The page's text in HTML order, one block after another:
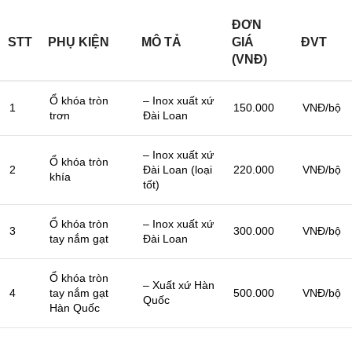
STT PHỤ KIỆN MÔ TẢ
ĐƠN
GIÁ
(VNĐ)
ĐVT
1
Ổ khóa tròn
trơn
– Inox xuất xứ
Đài Loan
150.000 VNĐ/bộ
2
Ổ khóa tròn
khía
– Inox xuất xứ
Đài Loan (loại
tốt)
220.000 VNĐ/bộ
3
Ổ khóa tròn
tay nắm gạt
– Inox xuất xứ
Đài Loan
300.000 VNĐ/bộ
4
Ổ khóa tròn
tay nắm gạt
Hàn Quốc
– Xuất xứ Hàn
Quốc
500.000 VNĐ/bộ